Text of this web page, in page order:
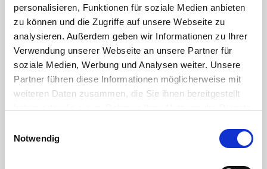
personalisieren, Funktionen für soziale Medien anbieten
zu können und die Zugriffe auf unsere Webseite zu
analysieren. Außerdem geben wir Informationen zu Ihrer
Verwendung unserer Webseite an unsere Partner für
soziale Medien, Werbung und Analysen weiter. Unsere
Partner führen diese Informationen möglicherweise mit
weiteren Daten zusammen, die Sie ihnen bereitgestellt
Cookies, wenn Sie unsere Webseite weiterhin nutzen.
Notwendig
DOWNLOAD
Chemical Resistance of Plastics
DOWNLOAD
External Characteristics of Injection-Moulded Fittings
In der EU ansässiger Wirtschaftsbeteiligter, der sicherstellt, dass das Produkt den